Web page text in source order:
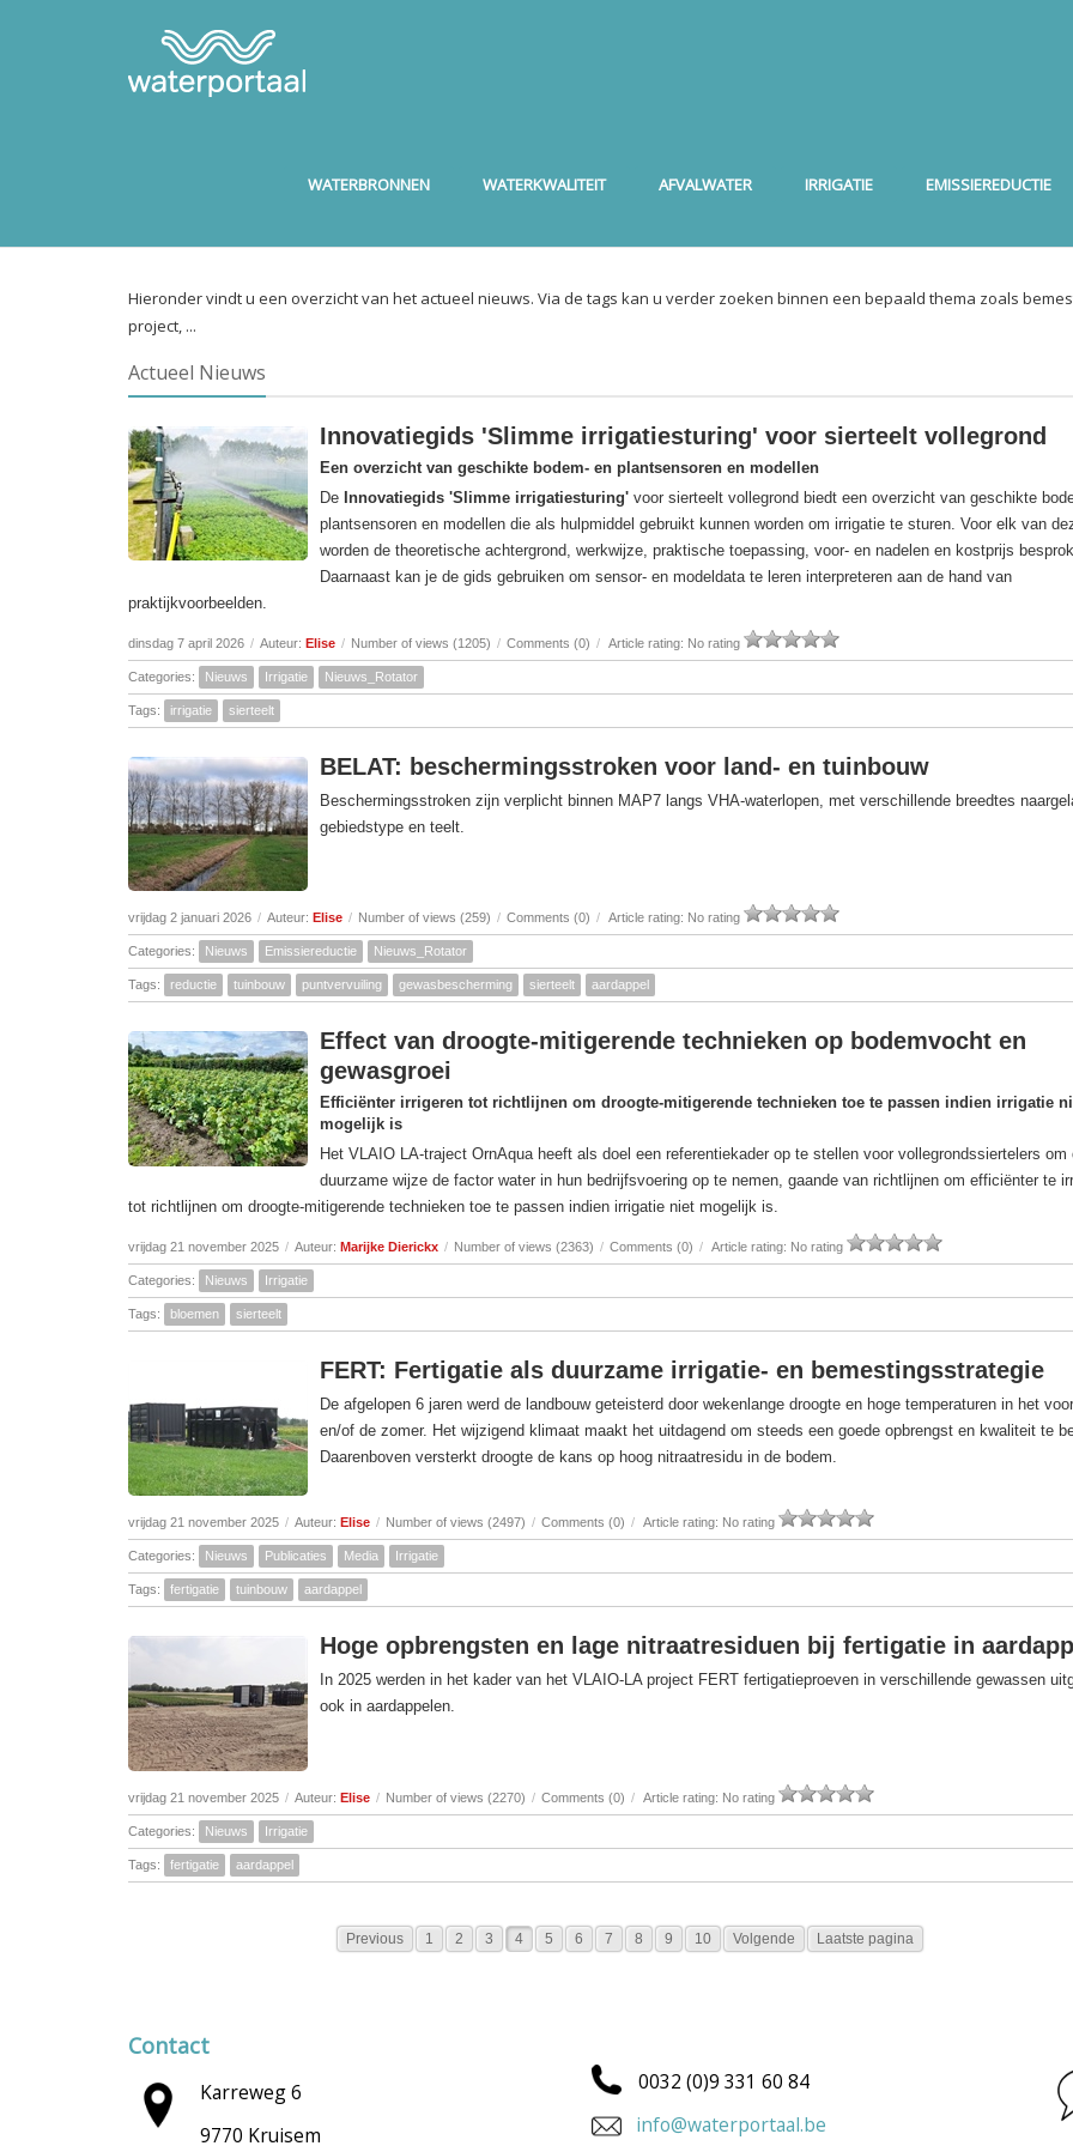
WATERBRONNEN WATERKWALITEIT AFVALWATER IRRIGATIE EMISSIEREDUCTIE
Hieronder vindt u een overzicht van het actueel nieuws. Via de tags kan u verder zoeken binnen een bepaald thema zoals
project, ...
Actueel Nieuws
Innovatiegids 'Slimme irrigatiesturing' voor sierteelt vollegrond
Een overzicht van geschikte bodem- en plantsensoren en modellen
De Innovatiegids 'Slimme irrigatiesturing' voor sierteelt vollegrond biedt een overzicht van geschikte
plantsensoren en modellen die als hulpmiddel gebruikt kunnen worden om irrigatie te sturen. Voor elk van
worden de theoretische achtergrond, werkwijze, praktische toepassing, voor- en nadelen en kostprijs
Daarnaast kan je de gids gebruiken om sensor- en modeldata te leren interpreteren aan de hand van
praktijkvoorbeelden.
dinsdag 7 april 2026 / Auteur: Elise / Number of views (1205) / Comments (0) / Article rating: No rating
Categories: Nieuws Irrigatie Nieuws_Rotator
Tags: irrigatie sierteelt
BELAT: beschermingsstroken voor land- en tuinbouw
Beschermingsstroken zijn verplicht binnen MAP7 langs VHA‑waterlopen, met verschillende breedtes
gebiedstype en teelt.
vrijdag 2 januari 2026 / Auteur: Elise / Number of views (259) / Comments (0) / Article rating: No rating
Categories: Nieuws Emissiereductie Nieuws_Rotator
Tags: reductie tuinbouw puntvervuiling gewasbescherming sierteelt aardappel
Effect van droogte-mitigerende technieken op bodemvocht en
gewasgroei
Efficiënter irrigeren tot richtlijnen om droogte-mitigerende technieken toe te passen indien irrigatie
mogelijk is
Het VLAIO LA-traject OrnAqua heeft als doel een referentiekader op te stellen voor vollegrondssiertelers om
duurzame wijze de factor water in hun bedrijfsvoering op te nemen, gaande van richtlijnen om efficiënter te
tot richtlijnen om droogte-mitigerende technieken toe te passen indien irrigatie niet mogelijk is.
vrijdag 21 november 2025 / Auteur: Marijke Dierickx / Number of views (2363) / Comments (0) / Article rating: No rating
Categories: Nieuws Irrigatie
Tags: bloemen sierteelt
FERT: Fertigatie als duurzame irrigatie- en bemestingsstrategie
De afgelopen 6 jaren werd de landbouw geteisterd door wekenlange droogte en hoge temperaturen in het
en/of de zomer. Het wijzigend klimaat maakt het uitdagend om steeds een goede opbrengst en kwaliteit te
Daarenboven versterkt droogte de kans op hoog nitraatresidu in de bodem.
vrijdag 21 november 2025 / Auteur: Elise / Number of views (2497) / Comments (0) / Article rating: No rating
Categories: Nieuws Publicaties Media Irrigatie
Tags: fertigatie tuinbouw aardappel
Hoge opbrengsten en lage nitraatresiduen bij fertigatie in
In 2025 werden in het kader van het VLAIO-LA project FERT fertigatieproeven in verschillende gewassen
ook in aardappelen.
vrijdag 21 november 2025 / Auteur: Elise / Number of views (2270) / Comments (0) / Article rating: No rating
Categories: Nieuws Irrigatie
Tags: fertigatie aardappel
Previous 1 2 3 4 5 6 7 8 9 10 Volgende Laatste pagina
Contact
Karreweg 6
9770 Kruisem
0032 (0)9 331 60 84
info@waterportaal.be